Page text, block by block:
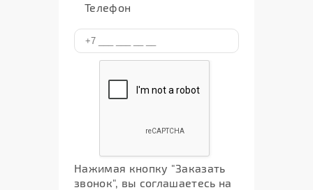
Телефон
Нажимая кнопку "Заказать
звонок", вы соглашаетесь на